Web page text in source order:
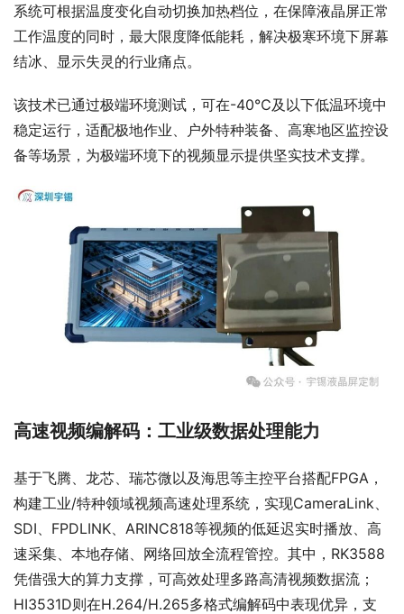
系统可根据温度变化自动切换加热档位，在保障液晶屏正常
工作温度的同时，最大限度降低能耗，解决极寒环境下屏幕
结冰、显示失灵的行业痛点。
该技术已通过极端环境测试，可在-40℃及以下低温环境中
稳定运行，适配极地作业、户外特种装备、高寒地区监控设
备等场景，为极端环境下的视频显示提供坚实技术支撑。
高速视频编解码：工业级数据处理能力
基于飞腾、龙芯、瑞芯微以及海思等主控平台搭配FPGA，
构建工业/特种领域视频高速处理系统，实现CameraLink、
SDI、FPDLINK、ARINC818等视频的低延迟实时播放、高
速采集、本地存储、网络回放全流程管控。其中，RK3588
凭借强大的算力支撑，可高效处理多路高清视频数据流；
HI3531D则在H.264/H.265多格式编解码中表现优异，支